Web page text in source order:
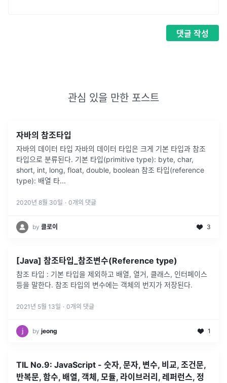
댓글 작성
관심 있을 만한 포스트
자바의 참조타입
자바의 데이터 타입 자바의 데이터 타입은 크게 기본 타입과 참조
타입으로 분류된다. 기본 타입(primitive type): byte, char,
short, int, long, float, double, boolean 참조 타입(reference
type): 배열 타...
2020년 8월 30일 · 0개의 댓글
by 클로이 3
[Java] 참조타입_참조변수(Reference type)
참조 타입 : 기본 타입을 제외하고 배열, 열거, 클래스, 인터페이스
등을 말한다. 참조 타입의 변수에는 객체의 번지가 저장된다.
2021년 5월 13일 · 0개의 댓글
by jeong 1
TIL No.9: JavaScript - 숫자, 문자, 변수, 비교, 조건문,
반복문, 함수, 배열, 객체, 모듈, 라이브러리, 레퍼런스, 정